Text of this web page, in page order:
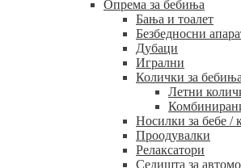
Опрема за бебиња
Бања и тоалет
Безбедносни
Дубаци
Игрални
Колички за бебиња
Летни
Носилки за бебе /
Проодувалки
Релаксатори
Седишта за